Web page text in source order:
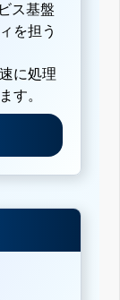
ス基盤
を担う
に処理
す。